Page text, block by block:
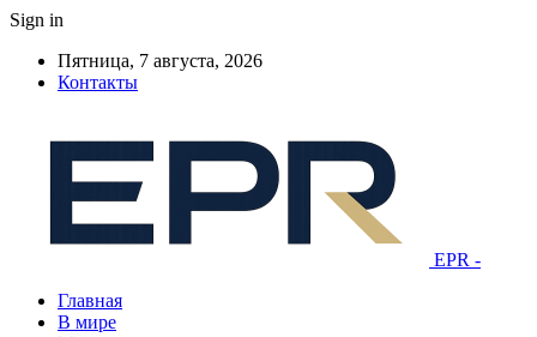
Sign in
Пятница, 7 августа, 2026
Контакты
EPR -
Главная
В мире